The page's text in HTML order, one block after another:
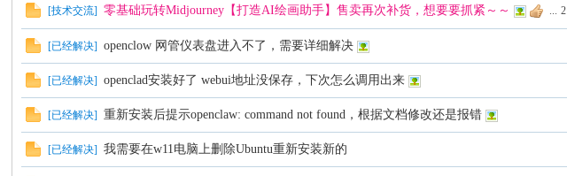
[技术交流] 零基础玩转Midjourney【打造AI绘画助手】售卖再次补货，想要要抓紧～～ ... 2
[已经解决] openclow 网管仪表盘进入不了，需要详细解决
[已经解决] openclad安装好了 webui地址没保存，下次怎么调用出来
[已经解决] 重新安装后提示openclaw: command not found，根据文档修改还是报错
[已经解决] 我需要在w11电脑上删除Ubuntu重新安装新的